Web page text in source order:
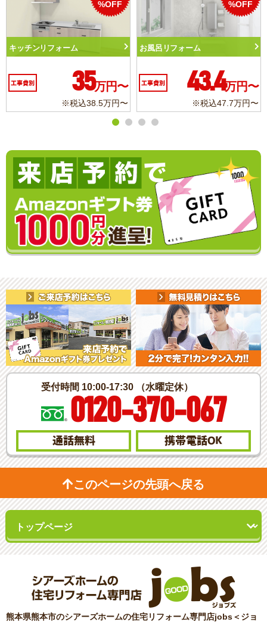
%OFF
チンリフォーム
費別 35万円〜
※税込38.5万円〜
%OFF
お風呂リフォーム
工事費別 43.4万円〜
※税込47.7万円〜
ト
受付時間 10:00-17:30 （水曜定休）
0120-370-067
通話無料 携帯電話OK
このページの先頭へ戻る
熊本県熊本市のシアーズホームの住宅リフォーム専門店jobs＜ジョ